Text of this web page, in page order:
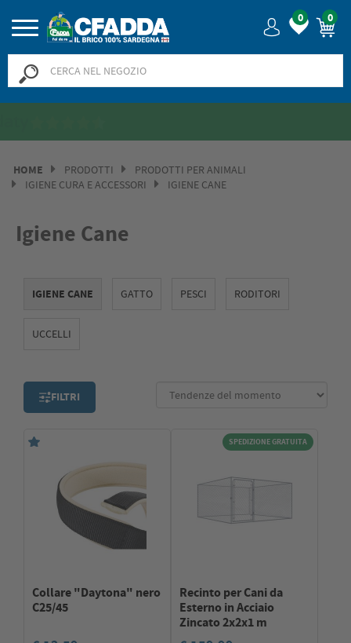
0 0
HOME PRODOTTI
PRODOTTI PER ANIMALI
IGIENE CURA E ACCESSORI
IGIENE CANE
Igiene Cane
IGIENE CANE GATTO PESCI RODITORI
UCCELLI
FILTRI
Collare "Daytona" nero
C25/45
SPEDIZIONE GRATUITA
Recinto per Cani da
Esterno in Acciaio
Zincato 2x2x1 m